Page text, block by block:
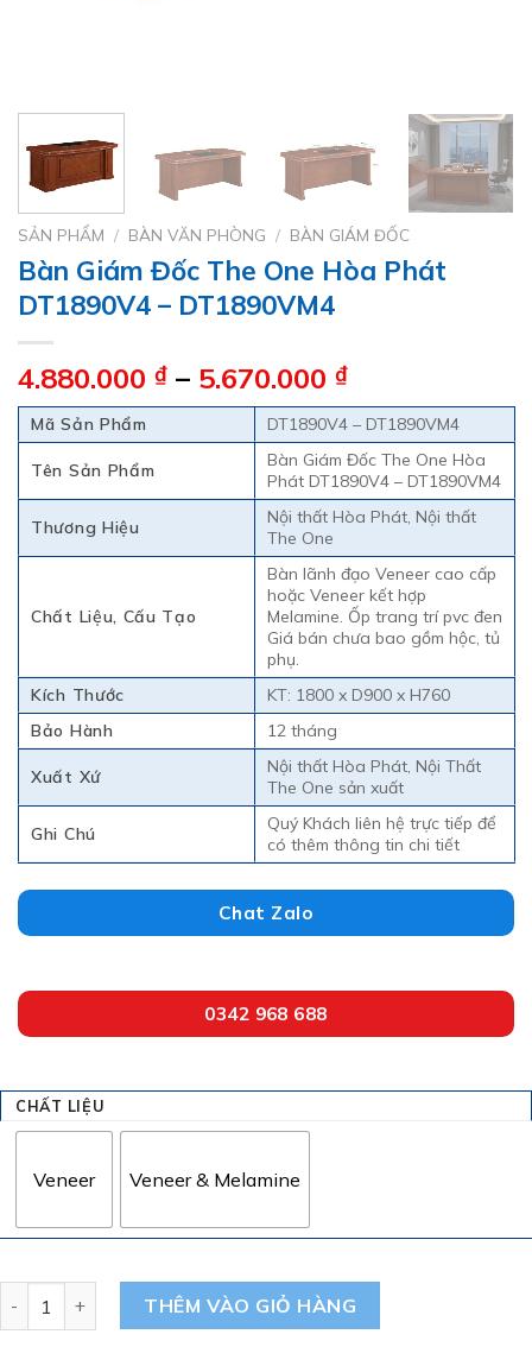
SẢN PHẨM / BÀN VĂN PHÒNG / BÀN GIÁM ĐỐC
Bàn Giám Đốc The One Hòa Phát
DT1890V4 – DT1890VM4
4.880.000 ₫ – 5.670.000 ₫Khoảng
giá:
từ
4.880.000 ₫
đến
5.670.000 ₫
Mã Sản Phẩm DT1890V4 – DT1890VM4
Tên Sản Phẩm
Bàn Giám Đốc The One Hòa
Phát DT1890V4 – DT1890VM4
Thương Hiệu
Nội thất Hòa Phát, Nội thất
The One
Chất Liệu, Cấu Tạo
Bàn lãnh đạo Veneer cao cấp
hoặc Veneer kết hợp
Melamine. Ốp trang trí pvc đen
Giá bán chưa bao gồm hộc, tủ
phụ.
Kích Thước
KT: 1800 x D900 x H760
Bảo Hành
12 tháng
Xuất Xứ
Nội thất Hòa Phát, Nội Thất
The One sản xuất
Ghi Chú
Quý Khách liên hệ trực tiếp để
có thêm thông tin chi tiết
Chat Zalo
0342 968 688
CHẤT LIỆU
Veneer Veneer & Melamine
Bàn Giám Đốc The One Hòa Phát DT1890V4 - DT1890VM4 số
THÊM VÀO GIỎ HÀNG